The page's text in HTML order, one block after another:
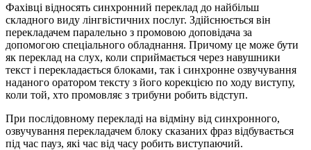
Фахівці відносять синхронний переклад до найбільш
складного виду лінгвістичних послуг. Здійснюється він
перекладачем паралельно з промовою доповідача за
допомогою спеціального обладнання. Причому це може бути
як переклад на слух, коли сприймається через навушники
текст і перекладається блоками, так і синхронне озвучування
наданого оратором тексту з його корекцією по ходу виступу,
коли той, хто промовляє з трибуни робить відступ.
При послідовному перекладі на відміну від синхронного,
озвучування перекладачем блоку сказаних фраз відбувається
під час пауз, які час від часу робить виступаючий.